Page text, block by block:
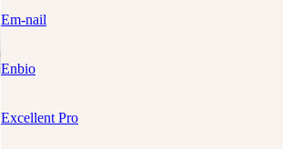
Em-nail
Enbio
Excellent Pro